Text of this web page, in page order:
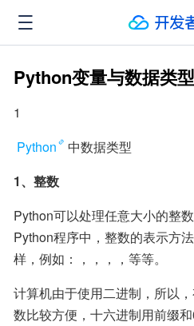
Python变量与数据类型
1
Python
中数据类型
1、整数
Python可以处理任意大小的整
Python程序中，整数的表示方
样，例如：，，，，等等。
计算机由于使用二进制，所以
数比较方便，十六进制用前缀